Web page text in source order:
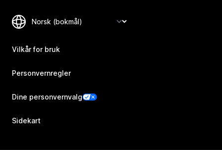
Vilkår for bruk
Personvernregler
Dine personvernvalg
Sidekart